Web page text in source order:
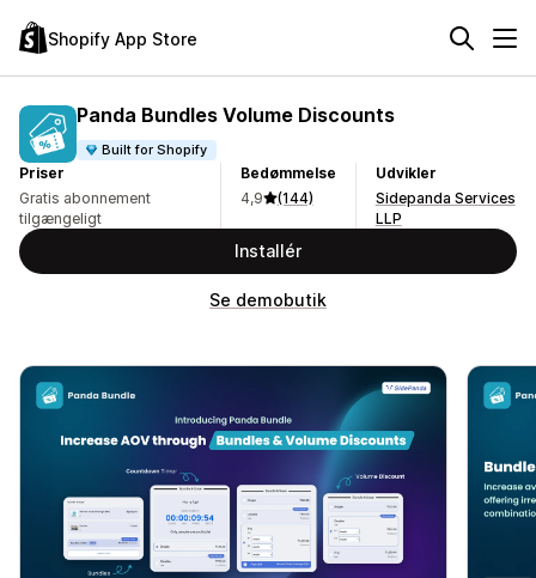
Shopify App Store
Panda Bundles Volume Discounts
Built for Shopify
Priser
Gratis abonnement
tilgængeligt
Bedømmelse
4,9
(144)
Udvikler
Sidepanda Services
LLP
Installér
Se demobutik